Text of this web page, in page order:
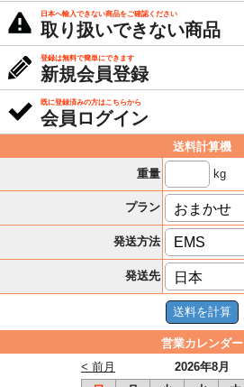
日本へ輸入できない商品をご確認ください
取り扱いできない商品
登録は無料で簡単にできます
新規会員登録
既に登録済みの方はこちらから
会員ログイン
送料計算機
重量
kg
プラン
発送方法
発送先
営業カレンダー
2026年8月
< 前月